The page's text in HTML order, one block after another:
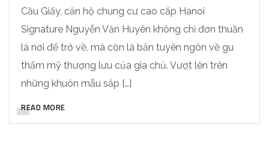
Cầu Giấy, căn hộ chung cư cao cấp Hanoi
Signature Nguyễn Văn Huyên không chỉ đơn thuần
là nơi để trở về, mà còn là bản tuyên ngôn về gu
thẩm mỹ thượng lưu của gia chủ. Vượt lên trên
những khuôn mẫu sắp […]
READ MORE